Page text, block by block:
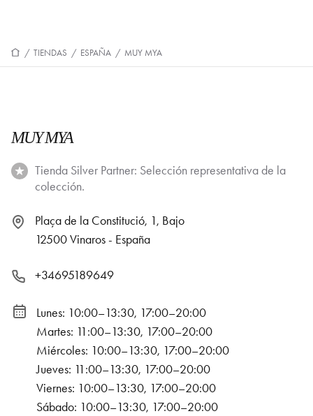
/ TIENDAS / ESPAÑA / MUY MYA
MUY MYA
Tienda Silver Partner: Selección representativa de la
colección.
Plaça de la Constitució, 1, Bajo
12500 Vinaros - España
+34695189649
Lunes: 10:00–13:30, 17:00–20:00
Martes: 11:00–13:30, 17:00–20:00
Miércoles: 10:00–13:30, 17:00–20:00
Jueves: 11:00–13:30, 17:00–20:00
Viernes: 10:00–13:30, 17:00–20:00
Sábado: 10:00–13:30, 17:00–20:00